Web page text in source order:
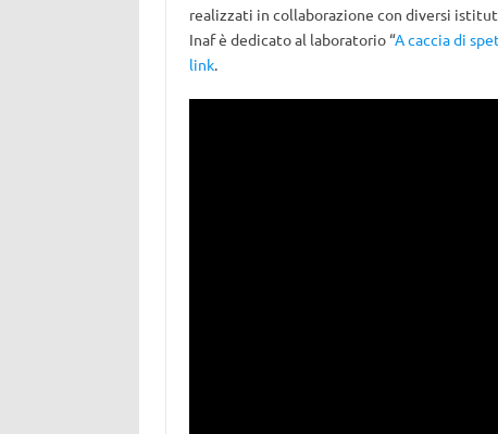
realizzati in collaborazione con diversi
Inaf è dedicato al laboratorio “A caccia di
link.